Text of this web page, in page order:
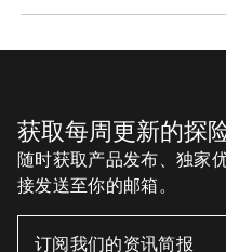
获取每周更新的探
随时获取产品发布、独
接发送至你的邮箱。